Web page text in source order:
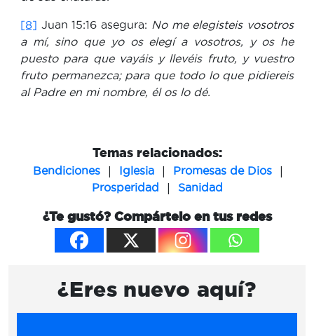
[8] Juan 15:16 asegura: No me elegisteis vosotros
a mí, sino que yo os elegí a vosotros, y os he
puesto para que vayáis y llevéis fruto, y vuestro
fruto permanezca; para que todo lo que pidiereis
al Padre en mi nombre, él os lo dé.
Temas relacionados:
Bendiciones | Iglesia | Promesas de Dios |
Prosperidad | Sanidad
¿Te gustó? Compártelo en tus redes
¿Eres nuevo aquí?